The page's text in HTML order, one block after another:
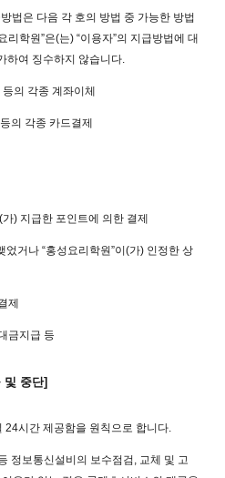
법은 다음 각 호의 방법 중 가능한 방법
리학원”은(는) “이용자”의 지급방법에 대
하여 징수하지 않습니다.
의 각종 계좌이체
의 각종 카드결제
) 지급한 포인트에 의한 결제
었거나 “홍성요리학원”이(가) 인정한 상
제
금지급 등
및 중단]
시간 제공함을 원칙으로 합니다.
정보통신설비의 보수점검, 교체 및 고